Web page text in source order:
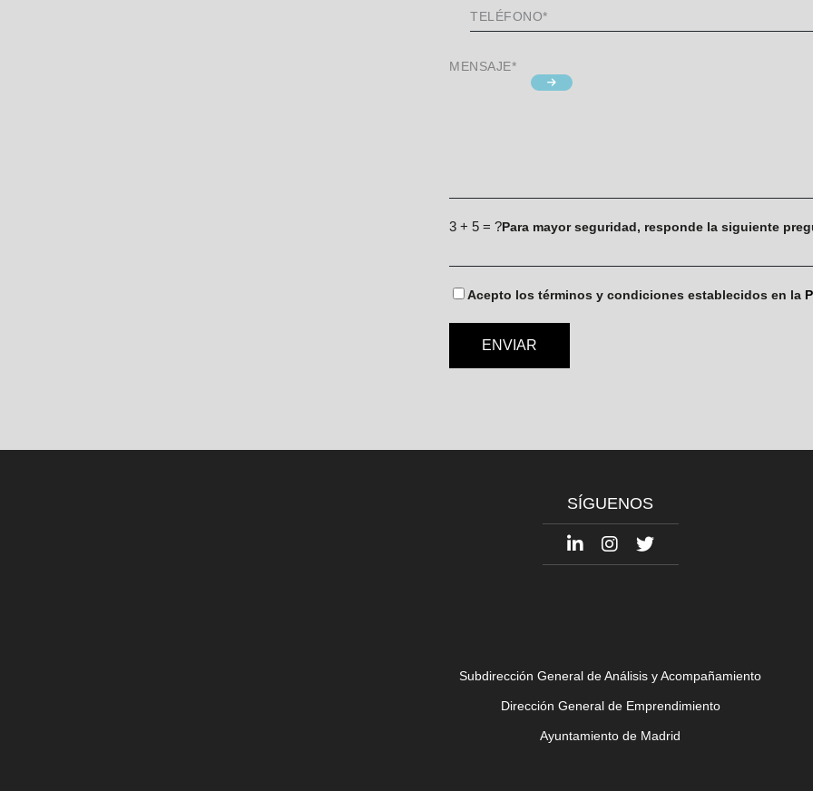
3 + 5 = ? Para mayor seguridad, responde la siguiente
Acepto los términos y condiciones establecidos en la
SÍGUENOS
Subdirección General de Análisis y Acompañamiento
Dirección General de Emprendimiento
Ayuntamiento de Madrid